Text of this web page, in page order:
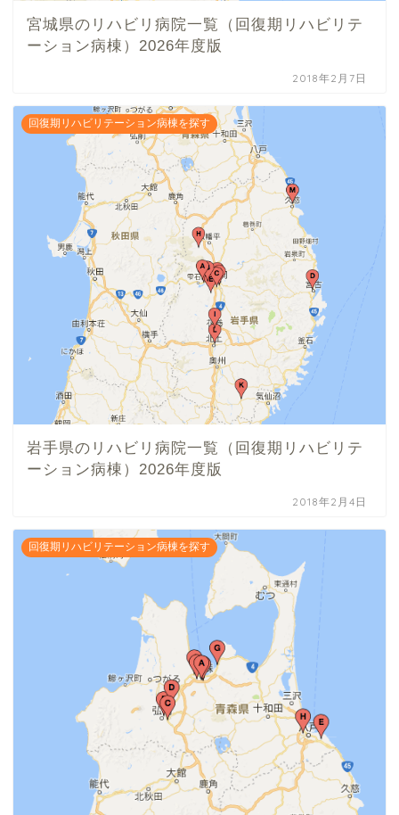
宮城県のリハビリ病院一覧（回復期リハビリテ
ーション病棟）2026年度版
2018年2月7日
回復期リハビリテーション病棟を探す
岩手県のリハビリ病院一覧（回復期リハビリテ
ーション病棟）2026年度版
2018年2月4日
回復期リハビリテーション病棟を探す